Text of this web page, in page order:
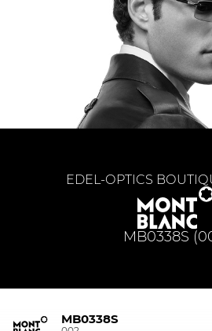
MB0338S
EDEL-OPTICS
MB0338S